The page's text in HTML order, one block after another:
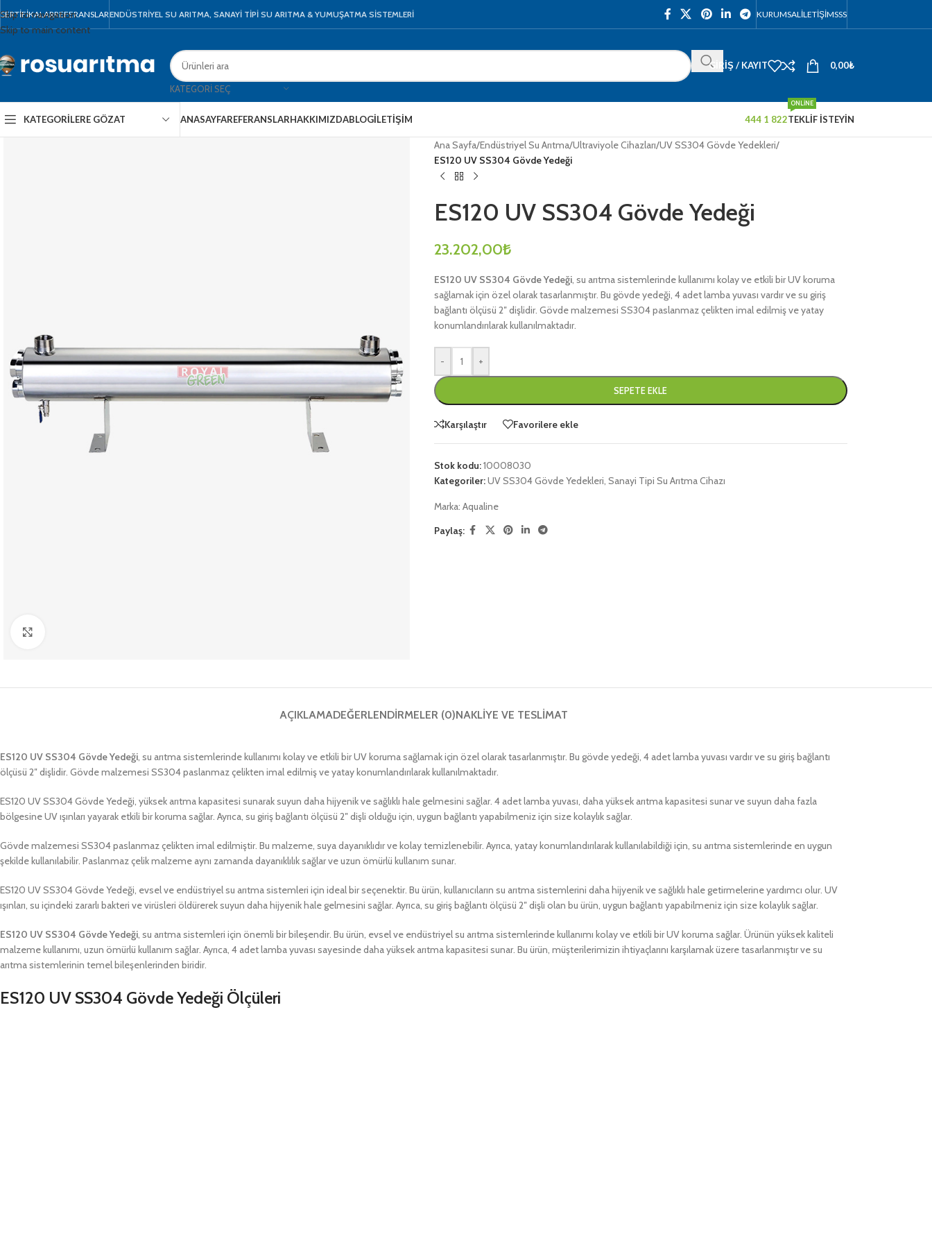
Skip to navigation
Skip to main content
SERTIFIKALARREFERANSLARENDÜSTRİYEL SU ARITMA, SANAYİ TİPİ SU ARITMA & YUMUŞATMA SİSTEMLERİ KURUMSAL İLETIŞIMSSS
KATEGORI SEÇ
GIRIŞ / KAYIT 0,00₺
KATEGORILERE GÖZAT ANASAYFAREFERANSLARHAKKIMIZDABLOGİLETIŞIM 444 1 822TEKLİF İSTEYİN
ONLINE
Ana Sayfa/Endüstriyel Su Arıtma/Ultraviyole Cihazları/UV SS304 Gövde Yedekleri/
ES120 UV SS304 Gövde Yedeği
ES120 UV SS304 Gövde Yedeği
23.202,00₺
ES120 UV SS304 Gövde Yedeği, su arıtma sistemlerinde kullanımı kolay ve etkili bir UV koruma
sağlamak için özel olarak tasarlanmıştır. Bu gövde yedeği, 4 adet lamba yuvası vardır ve su giriş
bağlantı ölçüsü 2″ dişlidir. Gövde malzemesi SS304 paslanmaz çelikten imal edilmiş ve yatay
konumlandırılarak kullanılmaktadır.
- +
SEPETE EKLE
Karşılaştır Favorilere ekle
Stok kodu:10008030
Kategoriler:UV SS304 Gövde Yedekleri, Sanayi Tipi Su Arıtma Cihazı
Marka: Aqualine
Paylaş:
AÇIKLAMADEĞERLENDIRMELER (0)NAKLIYE VE TESLIMAT
ES120 UV SS304 Gövde Yedeği, su arıtma sistemlerinde kullanımı kolay ve etkili bir UV koruma sağlamak için özel olarak tasarlanmıştır. Bu gövde yedeği, 4 adet lamba yuvası vardır ve su giriş bağlantı
ölçüsü 2″ dişlidir. Gövde malzemesi SS304 paslanmaz çelikten imal edilmiş ve yatay konumlandırılarak kullanılmaktadır.
ES120 UV SS304 Gövde Yedeği, yüksek arıtma kapasitesi sunarak suyun daha hijyenik ve sağlıklı hale gelmesini sağlar. 4 adet lamba yuvası, daha yüksek arıtma kapasitesi sunar ve suyun daha fazla
bölgesine UV ışınları yayarak etkili bir koruma sağlar. Ayrıca, su giriş bağlantı ölçüsü 2″ dişli olduğu için, uygun bağlantı yapabilmeniz için size kolaylık sağlar.
Gövde malzemesi SS304 paslanmaz çelikten imal edilmiştir. Bu malzeme, suya dayanıklıdır ve kolay temizlenebilir. Ayrıca, yatay konumlandırılarak kullanılabildiği için, su arıtma sistemlerinde en uygun
şekilde kullanılabilir. Paslanmaz çelik malzeme aynı zamanda dayanıklılık sağlar ve uzun ömürlü kullanım sunar.
ES120 UV SS304 Gövde Yedeği, evsel ve endüstriyel su arıtma sistemleri için ideal bir seçenektir. Bu ürün, kullanıcıların su arıtma sistemlerini daha hijyenik ve sağlıklı hale getirmelerine yardımcı olur. UV
ışınları, su içindeki zararlı bakteri ve virüsleri öldürerek suyun daha hijyenik hale gelmesini sağlar. Ayrıca, su giriş bağlantı ölçüsü 2″ dişli olan bu ürün, uygun bağlantı yapabilmeniz için size kolaylık sağlar.
ES120 UV SS304 Gövde Yedeği, su arıtma sistemleri için önemli bir bileşendir. Bu ürün, evsel ve endüstriyel su arıtma sistemlerinde kullanımı kolay ve etkili bir UV koruma sağlar. Ürünün yüksek kaliteli
malzeme kullanımı, uzun ömürlü kullanım sağlar. Ayrıca, 4 adet lamba yuvası sayesinde daha yüksek arıtma kapasitesi sunar. Bu ürün, müşterilerimizin ihtiyaçlarını karşılamak üzere tasarlanmıştır ve su
arıtma sistemlerinin temel bileşenlerinden biridir.
ES120 UV SS304 Gövde Yedeği Ölçüleri